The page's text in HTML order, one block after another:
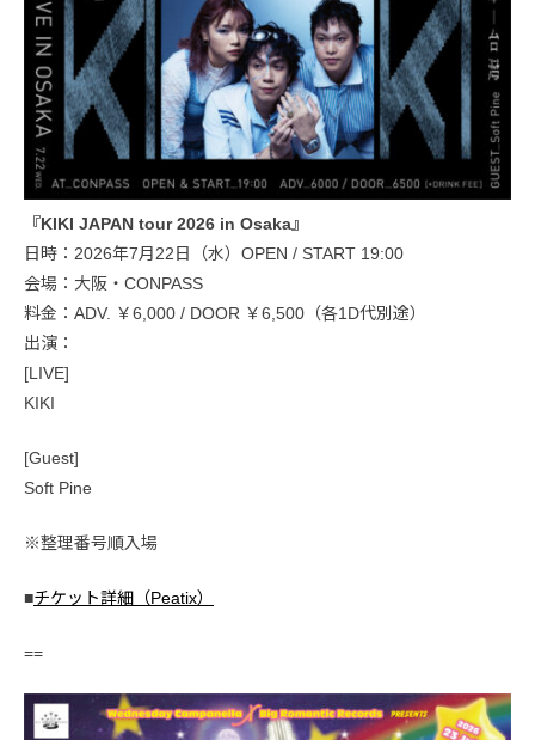
『KIKI JAPAN tour 2026 in Osaka』
日時：2026年7月22日（水）OPEN / START 19:00
会場：大阪・CONPASS
料金：ADV. ￥6,000 / DOOR ￥6,500（各1D代別途）
出演：
[LIVE]
KIKI
[Guest]
Soft Pine
※整理番号順入場
■チケット詳細（Peatix）
==